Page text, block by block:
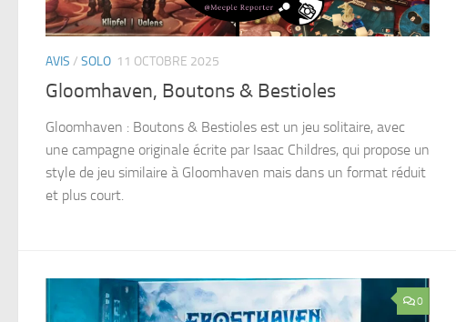
AVIS / SOLO 11 OCTOBRE 2025
Gloomhaven, Boutons & Bestioles
Gloomhaven : Boutons & Bestioles est un jeu solitaire, avec
une campagne originale écrite par Isaac Childres, qui propose un
style de jeu similaire à Gloomhaven mais dans un format réduit
et plus court.
0